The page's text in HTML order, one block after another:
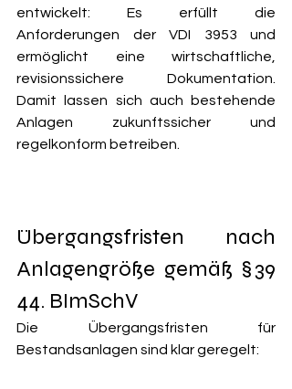
entwickelt: Es erfüllt die
Anforderungen der VDI 3953 und
ermöglicht eine wirtschaftliche,
revisionssichere Dokumentation.
Damit lassen sich auch bestehende
Anlagen zukunftssicher und
regelkonform betreiben.
Übergangsfristen nach
Anlagengröße gemäß § 39
44. BImSchV
Die Übergangsfristen für
Bestandsanlagen sind klar geregelt: